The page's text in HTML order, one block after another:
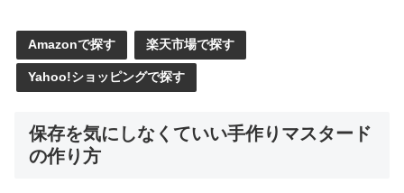
Amazonで探す 楽天市場で探す
Yahoo!ショッピングで探す
保存を気にしなくていい手作りマスタード
の作り方